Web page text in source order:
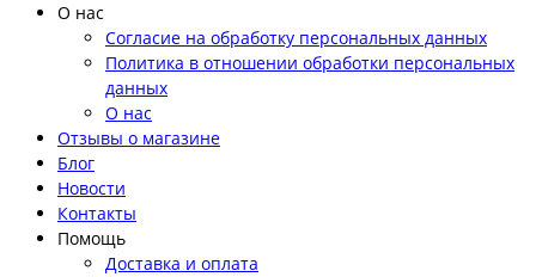
О нас
Согласие на обработку персональных данных
Политика в отношении обработки персональных
данных
О нас
Отзывы о магазине
Блог
Новости
Контакты
Помощь
Доставка и оплата